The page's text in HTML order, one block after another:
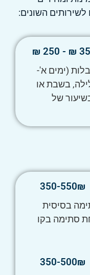
השונים:
350 ₪ -
(ימים א'-
הלילה, בשבת או
של
350-550₪
בסיסית
סתימה בקו
350-500₪